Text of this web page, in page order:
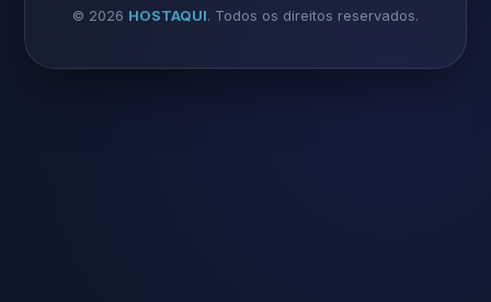
© 2026 HOSTAQUI. Todos os direitos reservados.